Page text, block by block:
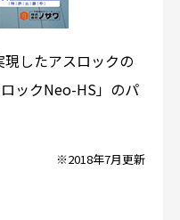
したアスロックの
ックNeo-HS」のパ
※2018年7月更新